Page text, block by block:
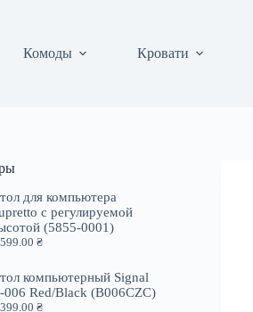
Комоды Кровати
для компьютера
с регулируемой
(5855-0001)
₴
компьютерный Signal
006 Red/Black (B006CZC)
₴